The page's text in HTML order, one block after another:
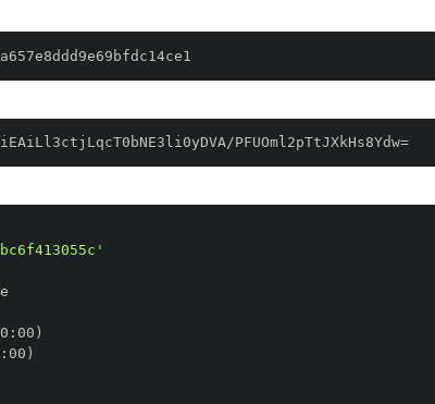
PFUOml2pTtJXkHs8Ydw=
:
: